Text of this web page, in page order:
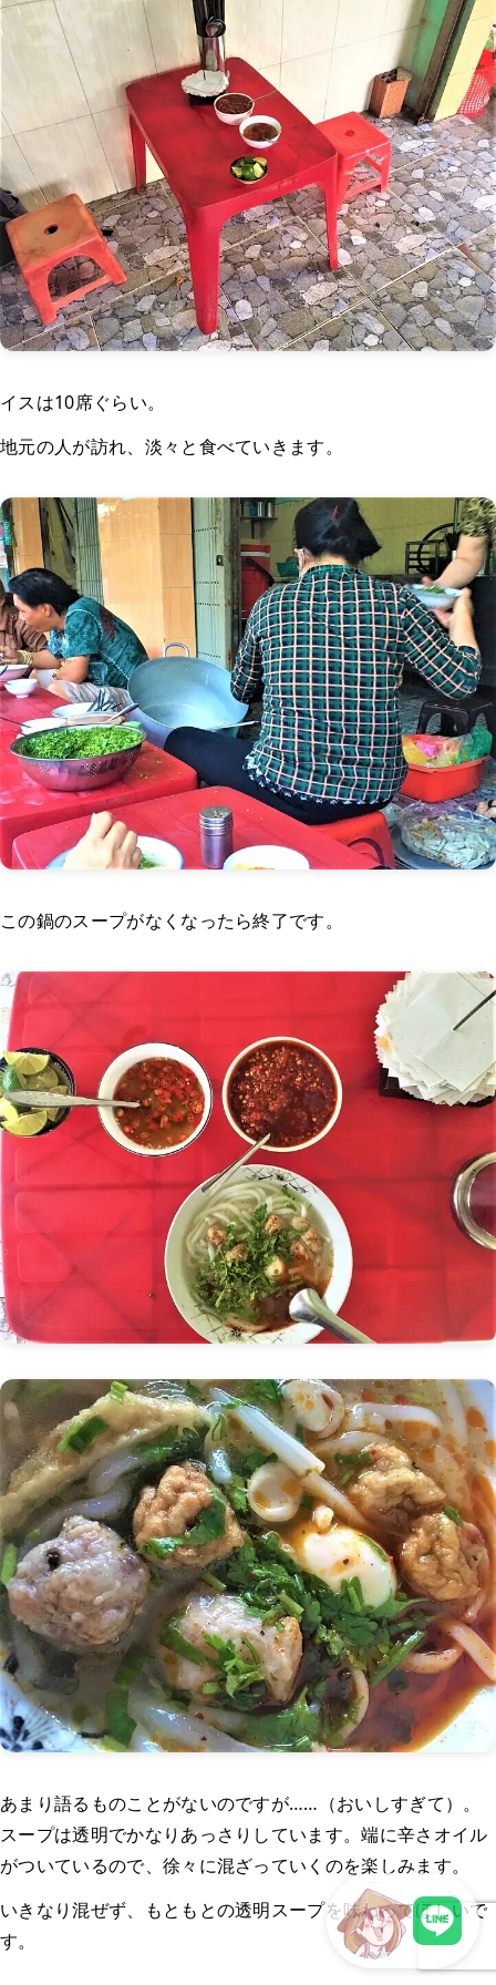
イスは10席ぐらい。
地元の人が訪れ、淡々と食べていきます。
この鍋のスープがなくなったら終了です。
あまり語るものことがないのですが……（おいしすぎて）。
スープは透明でかなりあっさりしています。端に辛さオイル
がついているので、徐々に混ざっていくのを楽しみます。
いきなり混ぜず、もともとの透明スープを味わってほしいで
す。